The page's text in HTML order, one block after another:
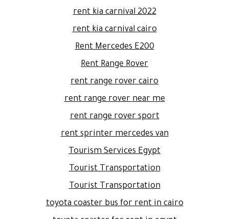
rent kia carnival 2022
rent kia carnival cairo
Rent Mercedes E200
Rent Range Rover
rent range rover cairo
rent range rover near me
rent range rover sport
rent sprinter mercedes van
Tourism Services Egypt
Tourist Transportation
Tourist Transportation
toyota coaster bus for rent in cairo